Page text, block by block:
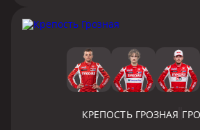
КРЕПОСТЬ ГРОЗНАЯ